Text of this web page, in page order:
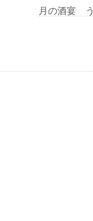
月の酒宴